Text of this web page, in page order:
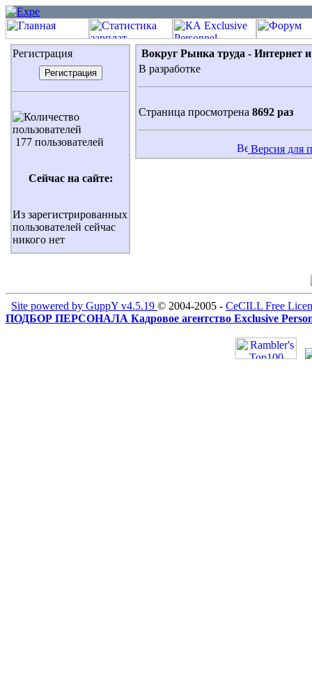
Регистрация
177 пользователей
Сейчас на сайте:
Из зарегистрированных
пользователей сейчас
никого нет
Вокруг Рынка труда - Интернет
В разработке
Страница просмотрена 8692 раз
Версия для
Site powered by GuppY v4.5.19 © 2004-2005 - CeCILL Free
ПОДБОР ПЕРСОНАЛА Кадровое агентство Exclusive